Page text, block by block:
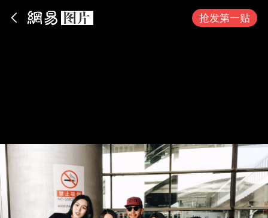
抢发第一贴